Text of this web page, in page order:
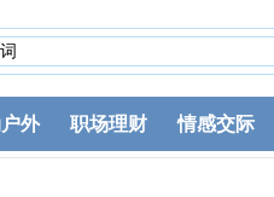
外 职场理财 情感交际